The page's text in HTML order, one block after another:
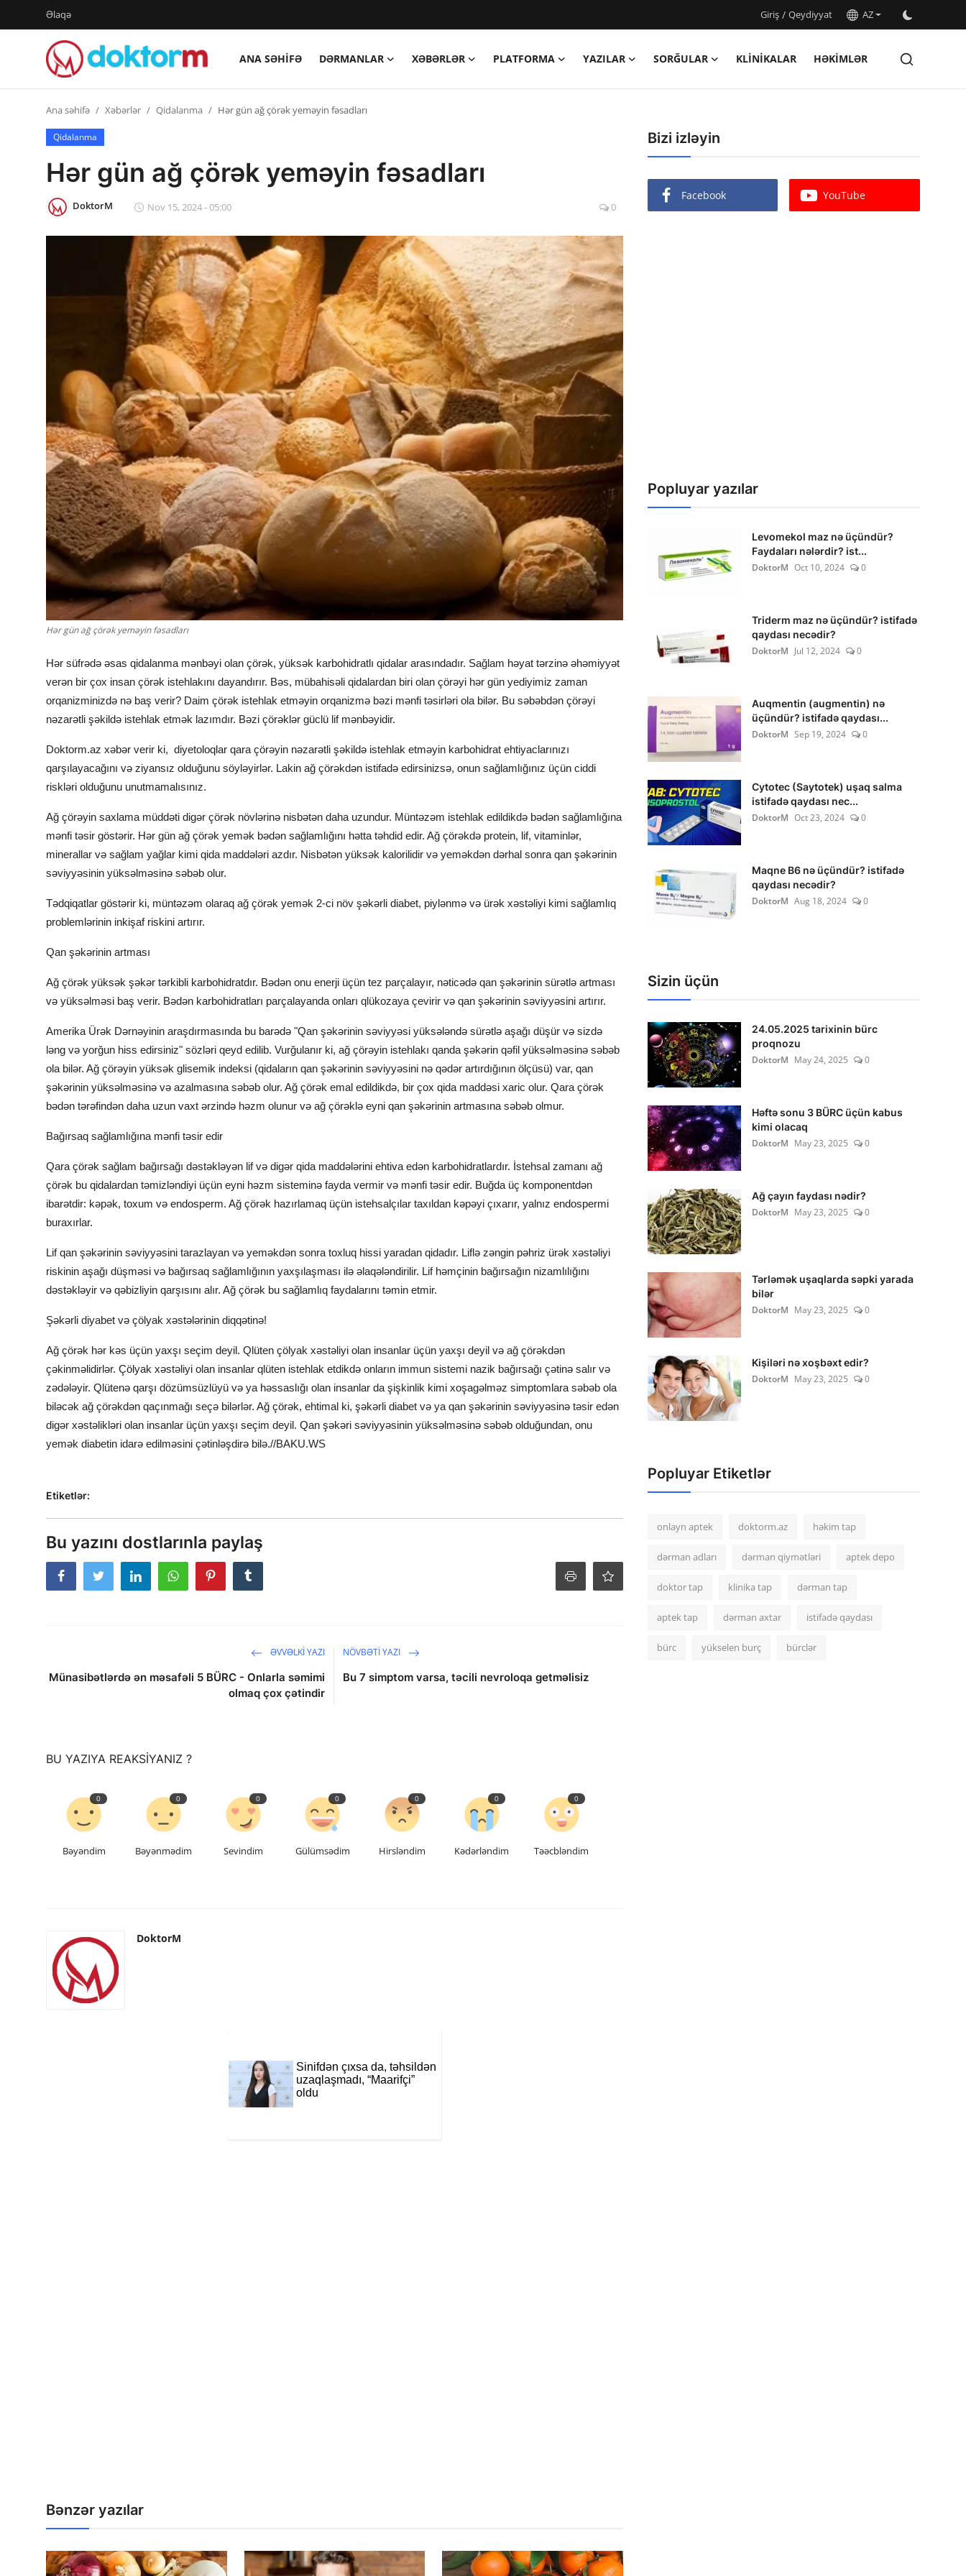
Əlaqə Giriş/ Qeydiyyat AZ
ANA SƏHIFƏ DƏRMANLAR XƏBƏRLƏR PLATFORMA YAZILAR SORĞULAR KLINIKALAR
HƏKIMLƏR
Giriş
Ana səhifə
Dərmanlar
Xəbərlər
AZ
Ana səhifə Xəbərlər Qidalanma Hər gün ağ çörək yeməyin fəsadları
Qidalanma
Hər gün ağ çörək yeməyin fəsadları
DoktorM Nov 15, 2024 - 05:00 0
Hər gün ağ çörək yeməyin fəsadları
Hər süfrədə əsas qidalanma mənbəyi olan çörək, yüksək karbohidratlı qidalar arasındadır. Sağlam həyat tərzinə əhəmiyyət
verən bir çox insan çörək istehlakını dayandırır. Bəs, mübahisəli qidalardan biri olan çörəyi hər gün yediyimiz zaman
orqanizminizdə nə baş verir? Daim çörək istehlak etməyin orqanizmə bəzi mənfi təsirləri ola bilər. Bu səbəbdən çörəyi
nəzarətli şəkildə istehlak etmək lazımdır. Bəzi çörəklər güclü lif mənbəyidir.
Doktorm.az xəbər verir ki, diyetoloqlar qara çörəyin nəzarətli şəkildə istehlak etməyin karbohidrat ehtiyaclarınızı
qarşılayacağını və ziyansız olduğunu söyləyirlər. Lakin ağ çörəkdən istifadə edirsinizsə, onun sağlamlığınız üçün ciddi
riskləri olduğunu unutmamalısınız.
Ağ çörəyin saxlama müddəti digər çörək növlərinə nisbətən daha uzundur. Müntəzəm istehlak edildikdə bədən sağlamlığına
mənfi təsir göstərir. Hər gün ağ çörək yemək bədən sağlamlığını hətta təhdid edir. Ağ çörəkdə protein, lif, vitaminlər,
minerallar və sağlam yağlar kimi qida maddələri azdır. Nisbətən yüksək kalorilidir və yeməkdən dərhal sonra qan şəkərinin
səviyyəsinin yüksəlməsinə səbəb olur.
Tədqiqatlar göstərir ki, müntəzəm olaraq ağ çörək yemək 2-ci növ şəkərli diabet, piylənmə və ürək xəstəliyi kimi sağlamlıq
problemlərinin inkişaf riskini artırır.
Qan şəkərinin artması
Ağ çörək yüksək şəkər tərkibli karbohidratdır. Bədən onu enerji üçün tez parçalayır, nəticədə qan şəkərinin sürətlə artması
və yüksəlməsi baş verir. Bədən karbohidratları parçalayanda onları qlükozaya çevirir və qan şəkərinin səviyyəsini artırır.
Amerika Ürək Dərnəyinin araşdırmasında bu barədə "Qan şəkərinin səviyyəsi yüksələndə sürətlə aşağı düşür və sizdə
ləng və yorğun hiss edirsiniz" sözləri qeyd edilib. Vurğulanır ki, ağ çörəyin istehlakı qanda şəkərin qəfil yüksəlməsinə səbəb
ola bilər. Ağ çörəyin yüksək glisemik indeksi (qidaların qan şəkərinin səviyyəsini nə qədər artırdığının ölçüsü) var, qan
şəkərinin yüksəlməsinə və azalmasına səbəb olur. Ağ çörək emal edildikdə, bir çox qida maddəsi xaric olur. Qara çörək
bədən tərəfindən daha uzun vaxt ərzində həzm olunur və ağ çörəklə eyni qan şəkərinin artmasına səbəb olmur.
Bağırsaq sağlamlığına mənfi təsir edir
Qara çörək sağlam bağırsağı dəstəkləyən lif və digər qida maddələrini ehtiva edən karbohidratlardır. İstehsal zamanı ağ
çörək bu qidalardan təmizləndiyi üçün eyni həzm sisteminə fayda vermir və mənfi təsir edir. Buğda üç komponentdən
ibarətdir: kəpək, toxum və endosperm. Ağ çörək hazırlamaq üçün istehsalçılar taxıldan kəpəyi çıxarır, yalnız endospermi
buraxırlar.
Lif qan şəkərinin səviyyəsini tarazlayan və yeməkdən sonra toxluq hissi yaradan qidadır. Liflə zəngin pəhriz ürək xəstəliyi
riskinin aşağı düşməsi və bağırsaq sağlamlığının yaxşılaşması ilə əlaqələndirilir. Lif həmçinin bağırsağın nizamlılığını
dəstəkləyir və qəbizliyin qarşısını alır. Ağ çörək bu sağlamlıq faydalarını təmin etmir.
Şəkərli diyabet və çölyak xəstələrinin diqqətinə!
Ağ çörək hər kəs üçün yaxşı seçim deyil. Qlüten çölyak xəstəliyi olan insanlar üçün yaxşı deyil və ağ çörəkdən
çəkinməlidirlər. Çölyak xəstəliyi olan insanlar qlüten istehlak etdikdə onların immun sistemi nazik bağırsağı çətinə salır və
zədələyir. Qlütenə qarşı dözümsüzlüyü və ya həssaslığı olan insanlar da şişkinlik kimi xoşagəlməz simptomlara səbəb ola
biləcək ağ çörəkdən qaçınmağı seçə bilərlər. Ağ çörək, ehtimal ki, şəkərli diabet və ya qan şəkərinin səviyyəsinə təsir edən
digər xəstəlikləri olan insanlar üçün yaxşı seçim deyil. Qan şəkəri səviyyəsinin yüksəlməsinə səbəb olduğundan, onu
yemək diabetin idarə edilməsini çətinləşdirə bilə.//BAKU.WS
Etiketlər:
Bu yazını dostlarınla paylaş
ƏVVƏLKI YAZI
Münasibətlərdə ən məsafəli 5 BÜRC - Onlarla səmimi
olmaq çox çətindir
NÖVBƏTI YAZI
Bu 7 simptom varsa, təcili nevroloqa getməlisiz
BU YAZIYA REAKSIYANIZ ?
0
Bəyəndim
0
Bəyənmədim
0
Sevindim
0
Gülümsədim
0
Hirsləndim
0
Kədərləndim
0
Təəcbləndim
DoktorM
Bənzər yazılar
Bizi izləyin
Facebook YouTube
Popluyar yazılar
Levomekol maz nə üçündür?
Faydaları nələrdir? ist...
DoktorM Oct 10, 2024 0
Triderm maz nə üçündür? istifadə
qaydası necədir?
DoktorM Jul 12, 2024 0
Auqmentin (augmentin) nə
üçündür? istifadə qaydası...
DoktorM Sep 19, 2024 0
Cytotec (Saytotek) uşaq salma
istifadə qaydası nec...
DoktorM Oct 23, 2024 0
Maqne B6 nə üçündür? istifadə
qaydası necədir?
DoktorM Aug 18, 2024 0
Sizin üçün
24.05.2025 tarixinin bürc
proqnozu
DoktorM May 24, 2025 0
Həftə sonu 3 BÜRC üçün kabus
kimi olacaq
DoktorM May 23, 2025 0
Ağ çayın faydası nədir?
DoktorM May 23, 2025 0
Tərləmək uşaqlarda səpki yarada
bilər
DoktorM May 23, 2025 0
Kişiləri nə xoşbəxt edir?
DoktorM May 23, 2025 0
Popluyar Etiketlər
onlayn aptek doktorm.az həkim tap
dərman adları dərman qiymətləri aptek depo
doktor tap klinika tap dərman tap
aptek tap dərman axtar istifadə qaydası
bürc yükselen burç bürclər